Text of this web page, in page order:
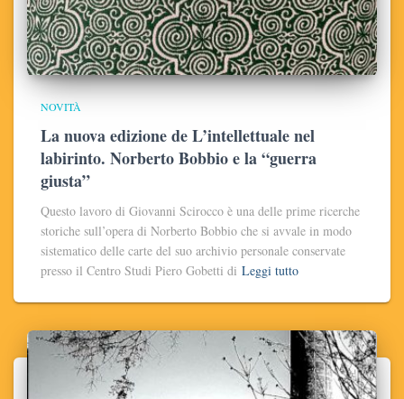
NOVITÀ
La nuova edizione de L’intellettuale nel
labirinto. Norberto Bobbio e la “guerra
giusta”
Questo lavoro di Giovanni Scirocco è una delle prime ricerche
storiche sull’opera di Norberto Bobbio che si avvale in modo
sistematico delle carte del suo archivio personale conservate
presso il Centro Studi Piero Gobetti di Leggi tutto